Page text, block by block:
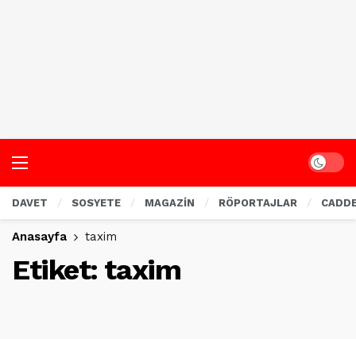
Dark
DAVET SOSYETE MAGAZİN RÖPORTAJLAR
Anasayfa taxim
Etiket: taxim